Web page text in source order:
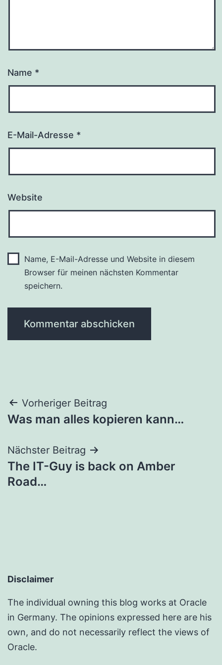
Name *
E-Mail-Adresse *
Website
Name, E-Mail-Adresse und Website in diesem
Browser für meinen nächsten Kommentar
speichern.
Beitragsnavigation
Vorheriger Beitrag
Was man alles kopieren kann…
Nächster Beitrag
The IT-Guy is back on Amber
Road…
Disclaimer
The individual owning this blog works at Oracle
in Germany. The opinions expressed here are his
own, and do not necessarily reflect the views of
Oracle.